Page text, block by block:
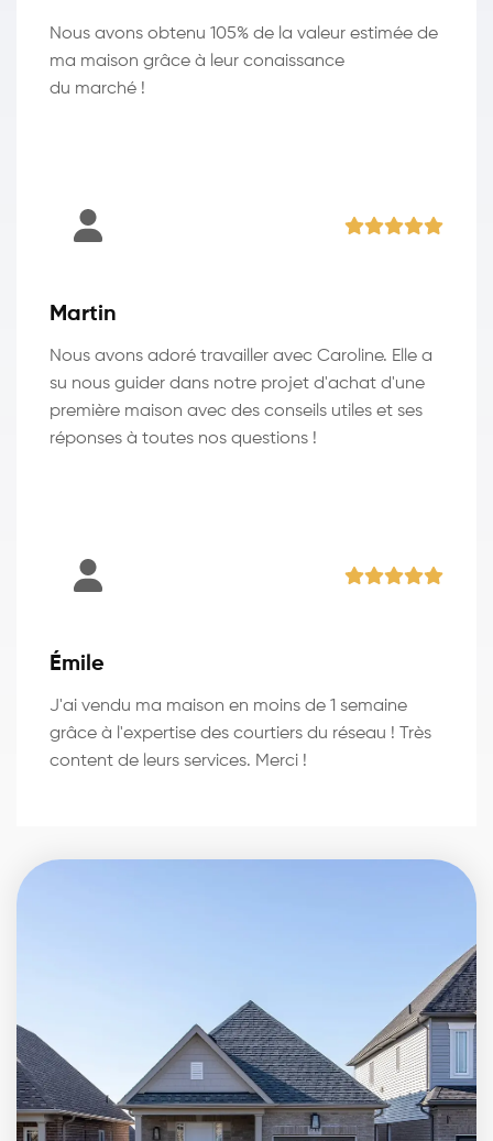
Nous avons obtenu 105% de la valeur estimée de
ma maison grâce à leur conaissance
du marché !
Martin
Nous avons adoré travailler avec Caroline. Elle a
su nous guider dans notre projet d'achat d'une
première maison avec des conseils utiles et ses
réponses à toutes nos questions !
Émile
J'ai vendu ma maison en moins de 1 semaine
grâce à l'expertise des courtiers du réseau ! Très
content de leurs services. Merci !